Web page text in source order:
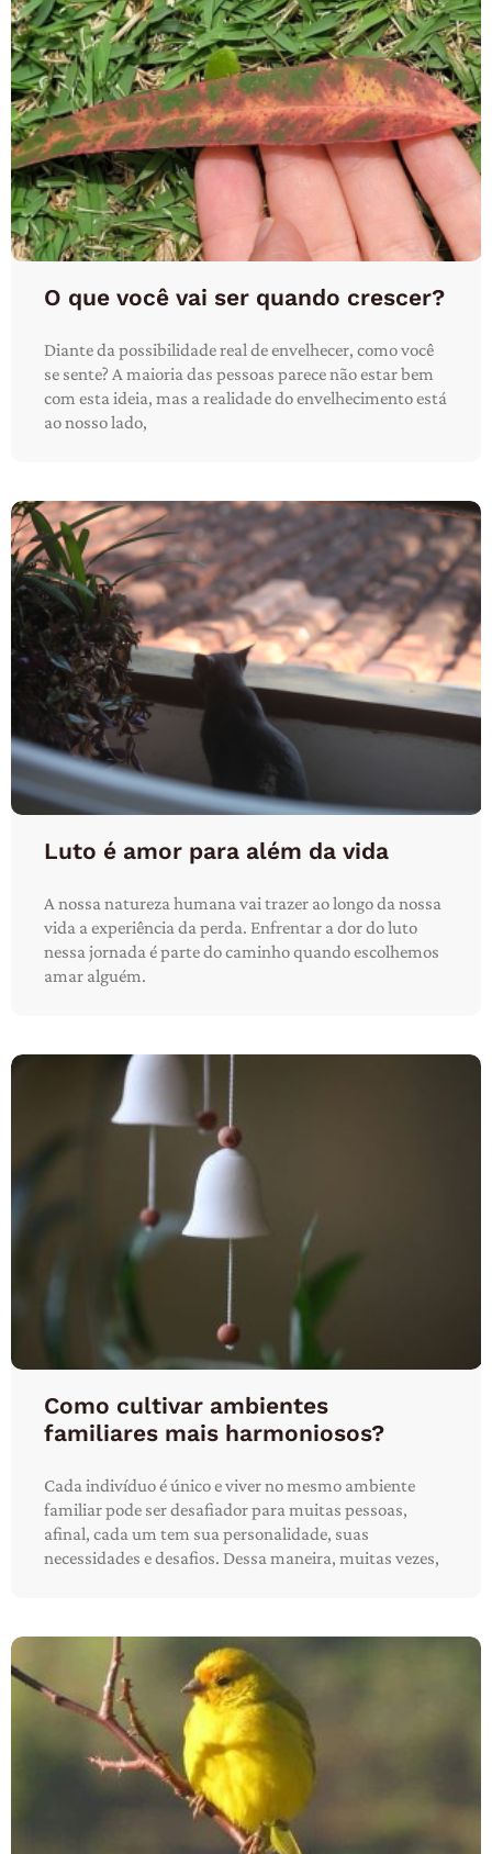
O que você vai ser quando crescer?
Diante da possibilidade real de envelhecer, como você
se sente? A maioria das pessoas parece não estar bem
com esta ideia, mas a realidade do envelhecimento está
ao nosso lado,
Luto é amor para além da vida
A nossa natureza humana vai trazer ao longo da nossa
vida a experiência da perda. Enfrentar a dor do luto
nessa jornada é parte do caminho quando escolhemos
amar alguém.
Como cultivar ambientes
familiares mais harmoniosos?
Cada indivíduo é único e viver no mesmo ambiente
familiar pode ser desafiador para muitas pessoas,
afinal, cada um tem sua personalidade, suas
necessidades e desafios. Dessa maneira, muitas vezes,